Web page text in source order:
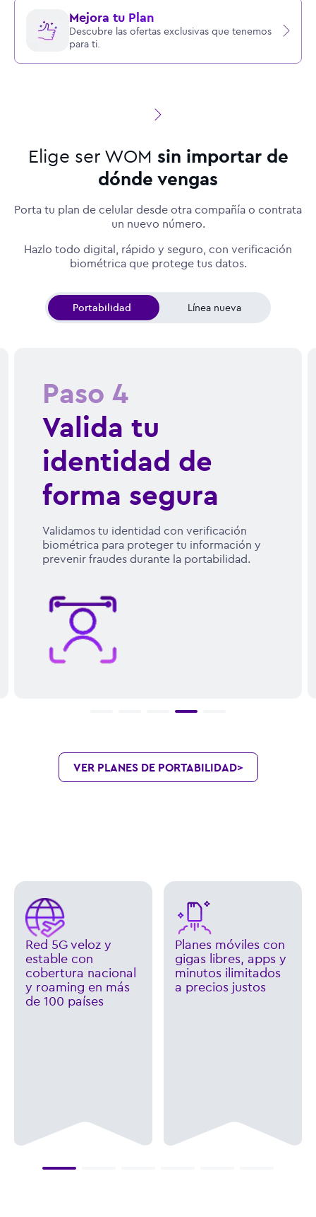
Mejora tu Plan
Descubre las ofertas exclusivas que tenemos
para ti.
Elige ser WOM sin importar de
dónde vengas
Porta tu plan de celular desde otra compañía o contrata
un nuevo número.
Hazlo todo digital, rápido y seguro, con verificación
biométrica que protege tus datos.
Portabilidad Línea nueva
Paso 4
Valida tu
identidad de
forma segura
Validamos tu identidad con verificación
biométrica para proteger tu información y
prevenir fraudes durante la portabilidad.
VER PLANES DE PORTABILIDAD>
Red 5G veloz y
estable con
cobertura nacional
y roaming en más
de 100 países
Planes móviles con
gigas libres, apps y
minutos ilimitados
a precios justos